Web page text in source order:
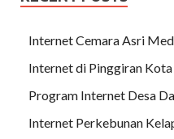
Internet Cemara Asri
Internet di Pinggiran
Program Internet Desa
Internet Perkebunan